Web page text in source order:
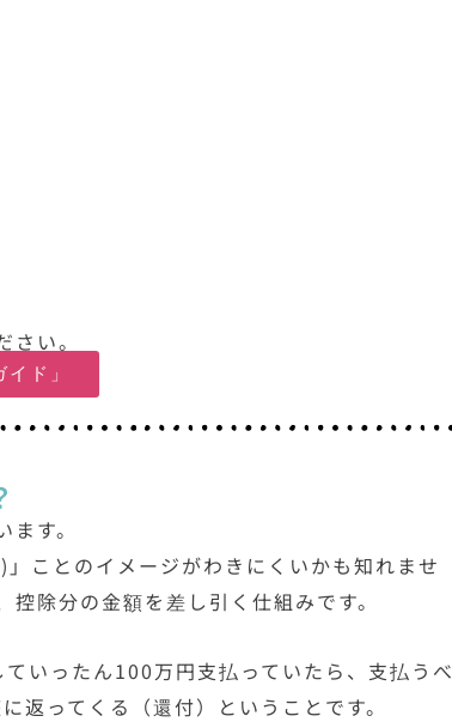
い。
ド」
す。
ことのイメージがわきにくいかも知れませ
除分の金額を差し引く仕組みです。
いったん100万円支払っていたら、支払うべ
ってくる（還付）ということです。